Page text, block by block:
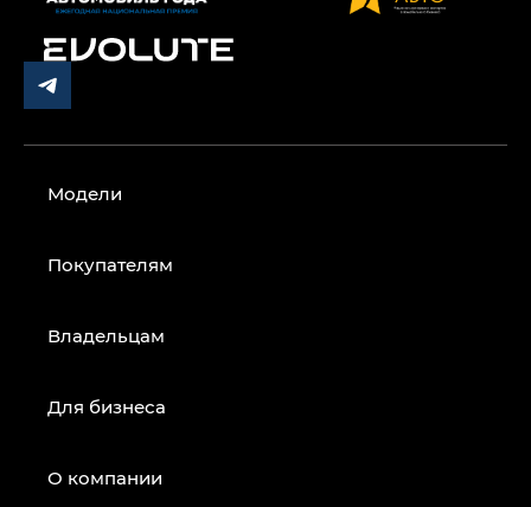
Модели
Покупателям
Владельцам
Для бизнеса
О компании